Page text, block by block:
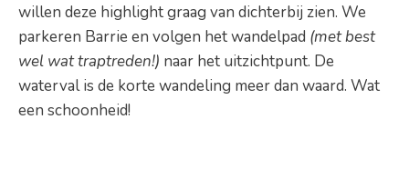
willen deze highlight graag van dichterbij zien. We
parkeren Barrie en volgen het wandelpad (met best
wel wat traptreden!) naar het uitzichtpunt. De
waterval is de korte wandeling meer dan waard. Wat
een schoonheid!